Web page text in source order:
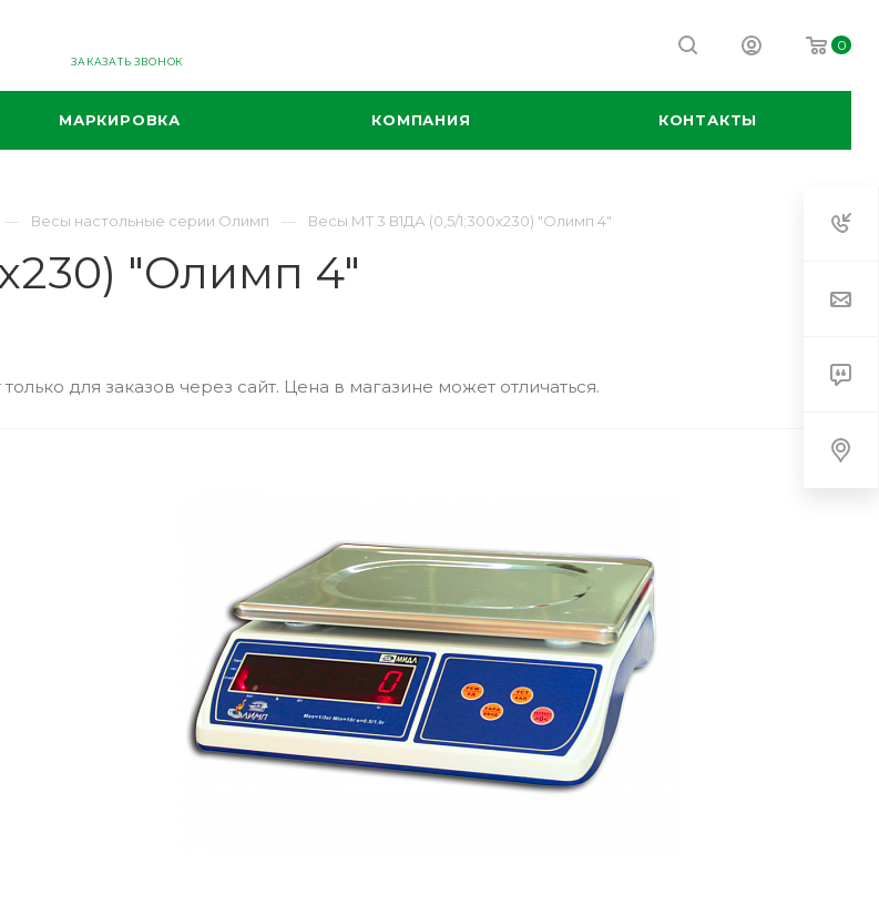
ЗАКАЗАТЬ ЗВОНОК
0
МАРКИРОВКА КОМПАНИЯ КОНТАКТЫ
Весы настольные серии Олимп Весы МТ 3 В1ДА (0,5/1;300х230) "Олимп 4"
"Олимп 4"
для заказов через сайт. Цена в магазине может отличаться.